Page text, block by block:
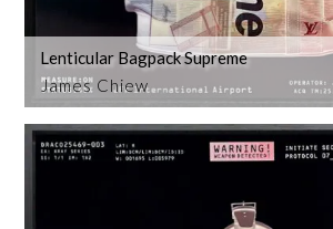
James Chiew
Lenticular Bagpack Supreme